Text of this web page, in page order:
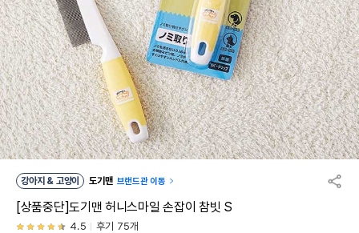
강아지 & 고양이 도기맨 브랜드관 이동
[상품중단]도기맨 허니스마일 손잡이 참빗 S
4.5 후기 75개